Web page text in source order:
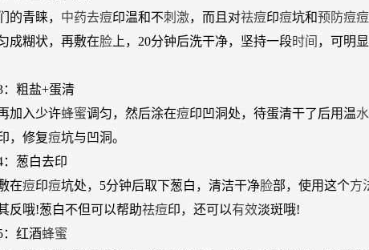
的青睐， 中药去痘印温和不刺激，而且对祛痘印痘坑和预防痘痘
成糊状，再敷在脸 上，20分钟后洗干净，坚持一段时间 ，可明
：粗盐+蛋清
加入少许蜂蜜调匀，然后涂在痘印凹洞处，待蛋清干了后用温水
，修复痘坑与凹洞。
：葱白去印
在痘印痘坑处，5分钟后取下葱白，清洁干净脸部，使用这个方
反哦!葱白不但可以帮助祛痘印，还可以有效淡斑哦!
：红酒蜂蜜